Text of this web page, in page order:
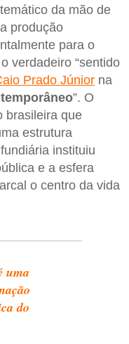
da mão de
produção
para o
verdadeiro “sentido
Prado Júnior na
”. O
brasileira que
estrutura
instituiu
e a esfera
o centro da vida
uma
do